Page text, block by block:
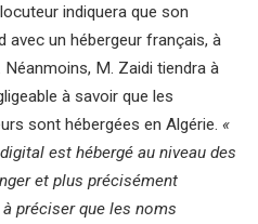
indiquera que son
avec un hébergeur français, à
M. Zaidi tiendra à
à savoir que les
sont hébergées en Algérie. «
est hébergé au niveau des
et plus précisément
préciser que les noms